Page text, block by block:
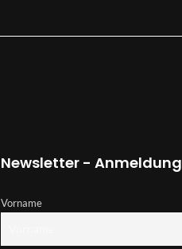
Newsletter - Anmeldung
Vorname